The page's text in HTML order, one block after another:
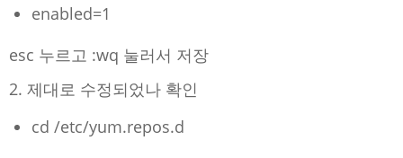
enabled=1
esc 누르고 :wq 눌러서 저장
2. 제대로 수정되었나 확인
cd /etc/yum.repos.d